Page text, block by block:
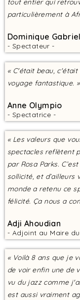
tout entier qui
particulièrement à
Dominique Gabriel
- Spectateur -
« C'était beau,
voyage fantastique. »
Anne Olympio
- Spectatrice -
« Les valeurs que
spectacles reflètent
par Rosa Parks.
sollicité, et
monde a retenu ce
félicité. Ça nous a
Adji Ahoudian
- Adjoint au Maire
« Voilà 8 ans que je
de voir enfin une de
vu du jazz comme
est aussi vraiment